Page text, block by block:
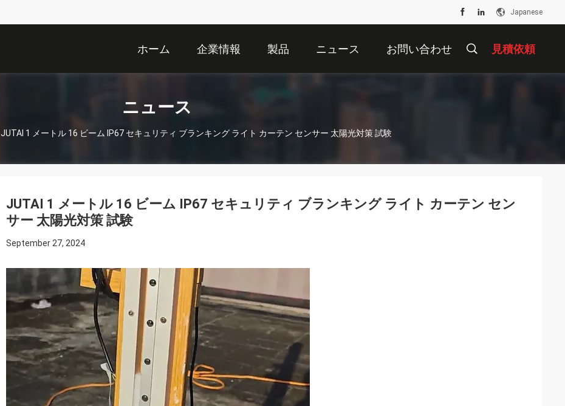
Japanese
ホーム 企業情報 製品 ニュース お問い合わせ 見積依頼
ニュース
JUTAI 1 メートル 16 ビーム IP67 セキュリティ ブランキング ライト カーテン センサー 太陽光対策 試験
JUTAI 1 メートル 16 ビーム IP67 セキュリティ ブランキング ライト カーテン セン
サー 太陽光対策 試験
September 27, 2024